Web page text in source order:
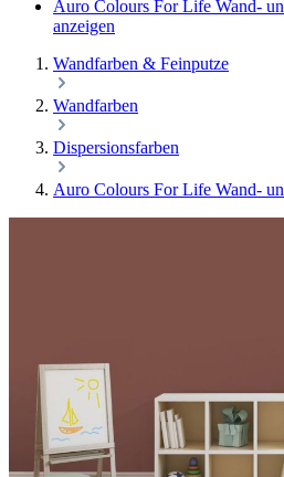
Auro Colours For Life Wand-
anzeigen
Wandfarben & Feinputze
Wandfarben
Dispersionsfarben
Auro Colours For Life Wand-